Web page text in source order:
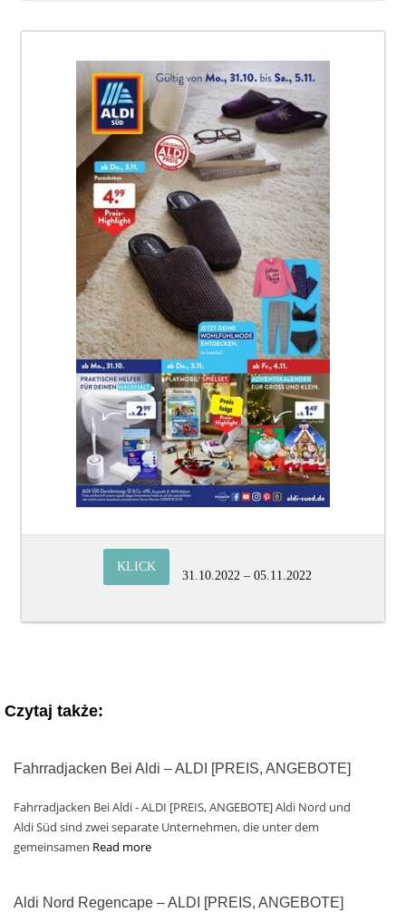
KLICK
31.10.2022 – 05.11.2022
Czytaj także:
Fahrradjacken Bei Aldi – ALDI [PREIS, ANGEBOTE]
Fahrradjacken Bei Aldi - ALDI [PREIS, ANGEBOTE] Aldi Nord und
Aldi Süd sind zwei separate Unternehmen, die unter dem
gemeinsamen Read more
Aldi Nord Regencape – ALDI [PREIS, ANGEBOTE]